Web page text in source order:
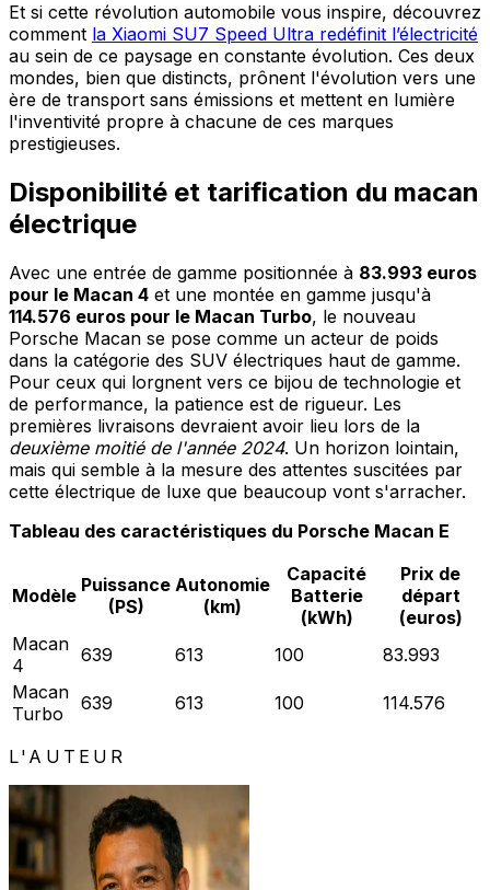
Et si cette révolution automobile vous inspire, découvrez
comment la Xiaomi SU7 Speed Ultra redéfinit l’électricité
au sein de ce paysage en constante évolution. Ces deux
mondes, bien que distincts, prônent l'évolution vers une
ère de transport sans émissions et mettent en lumière
l'inventivité propre à chacune de ces marques
prestigieuses.
Disponibilité et tarification du macan
électrique
Avec une entrée de gamme positionnée à 83.993 euros
pour le Macan 4 et une montée en gamme jusqu'à
114.576 euros pour le Macan Turbo, le nouveau
Porsche Macan se pose comme un acteur de poids
dans la catégorie des SUV électriques haut de gamme.
Pour ceux qui lorgnent vers ce bijou de technologie et
de performance, la patience est de rigueur. Les
premières livraisons devraient avoir lieu lors de la
deuxième moitié de l'année 2024. Un horizon lointain,
mais qui semble à la mesure des attentes suscitées par
cette électrique de luxe que beaucoup vont s'arracher.
Tableau des caractéristiques du Porsche Macan E
Modèle Puissance
(PS)
Autonomie
(km)
Capacité
Batterie
(kWh)
Prix de
départ
(euros)
Macan
4
639 613 100
83.993
Macan
Turbo
639 613 100 114.576
L'AUTEUR